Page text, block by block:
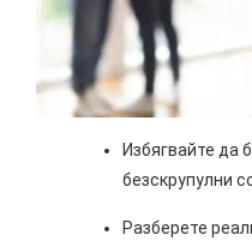
Избягвайте да
безскрупулни
Разберете